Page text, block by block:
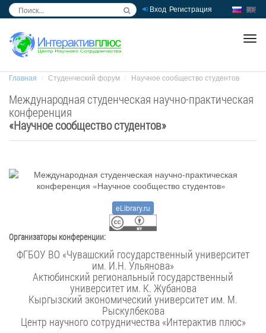
Вход Регистрация
Главная Студенческий форум Научное сообщество студентов
Международная студенческая научно-практическая
конференция
«Научное сообщество студентов»
eLibrary.ru
Организаторы конференции:
ФГБОУ ВО «Чувашский государственный университет
им. И.Н. Ульянова»
Актюбинский региональный государственный
университет им. К. Жубанова
Кыргызский экономический университет им. М.
Рыскулбекова
Центр научного сотрудничества «Интерактив плюс»